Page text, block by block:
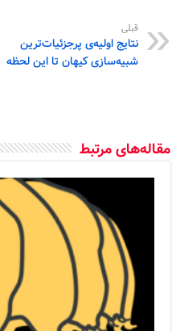
قبلی
نتایج اولیه‌ی پرجزئیات‌ترین
شبیه‌سازی کیهان تا این لحظه
مقاله‌های مرتبط